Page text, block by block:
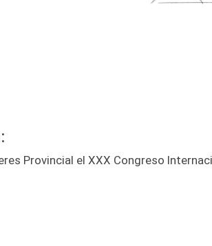
Provincial el XXX Congreso